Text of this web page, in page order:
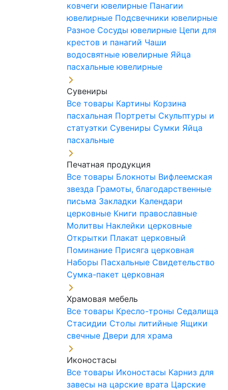
ковчеги ювелирные Панагии
ювелирные Подсвечники ювелирные
Разное Сосуды ювелирные Цепи для
крестов и панагий Чаши
водосвятные ювелирные Яйца
пасхальные ювелирные
Сувениры
Все товары Картины Корзина
пасхальная Портреты Скульптуры и
статуэтки Сувениры Сумки Яйца
пасхальные
Печатная продукция
Все товары Блокноты Вифлеемская
звезда Грамоты, благодарственные
письма Закладки Календари
церковные Книги православные
Молитвы Наклейки церковные
Открытки Плакат церковный
Поминание Присяга церковная
Наборы Пасхальные Свидетельство
Сумка-пакет церковная
Храмовая мебель
Все товары Кресло-троны Седалища
Стасидии Столы литийные Ящики
свечные Двери для храма
Иконостасы
Все товары Иконостасы Карниз для
завесы на царские врата Царские